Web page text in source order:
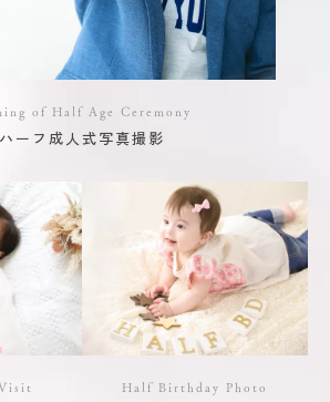
of Half Age Ceremony
ハーフ成人式写真撮影
Half Birthday Photo